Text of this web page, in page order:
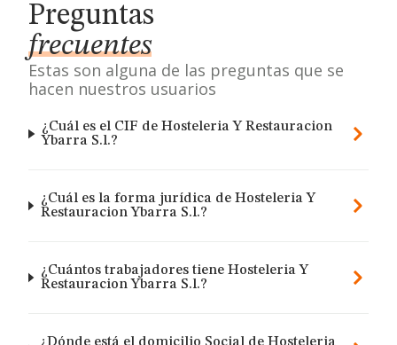
Preguntas
frecuentes
Estas son alguna de las preguntas que se
hacen nuestros usuarios
¿Cuál es el CIF de Hosteleria Y Restauracion
Ybarra S.l.?
¿Cuál es la forma jurídica de Hosteleria Y
Restauracion Ybarra S.l.?
¿Cuántos trabajadores tiene Hosteleria Y
Restauracion Ybarra S.l.?